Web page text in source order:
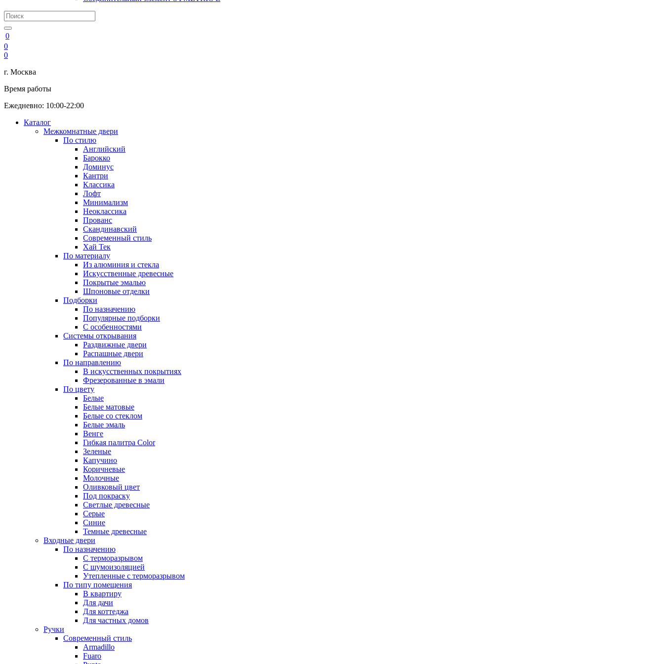
0
0
0
г. Москва
Время работы
Ежедневно: 10:00-22:00
Каталог
Межкомнатные двери
По стилю
Английский
Барокко
Доминус
Кантри
Классика
Лофт
Минимализм
Неоклассика
Прованс
Скандинавский
Современный стиль
Хай Тек
По материалу
Из алюминия и стекла
Искусственные древесные
Покрытые эмалью
Шпоновые отделки
Подборки
По назначению
Популярные подборки
С особенностями
Системы открывания
Раздвижные двери
Распашные двери
По направлению
В искусственных покрытиях
Фрезерованные в эмали
По цвету
Белые
Белые матовые
Белые со стеклом
Белые эмаль
Венге
Гибкая палитра Color
Зеленые
Капучино
Коричневые
Молочные
Оливковый цвет
Под покраску
Светлые древесные
Серые
Синие
Темные древесные
Входные двери
По назначению
С терморазрывом
С шумоизоляцией
Утепленные с терморазрывом
По типу помещения
В квартиру
Для дачи
Для коттеджа
Для частных домов
Ручки
Современный стиль
Armadillo
Fuaro